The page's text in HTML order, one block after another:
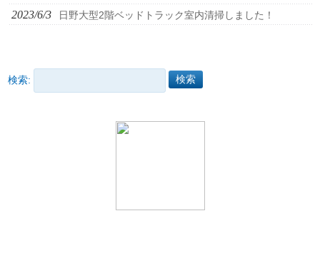
2023/6/3 日野大型2階ベッドトラック室内清掃しました！
検索: